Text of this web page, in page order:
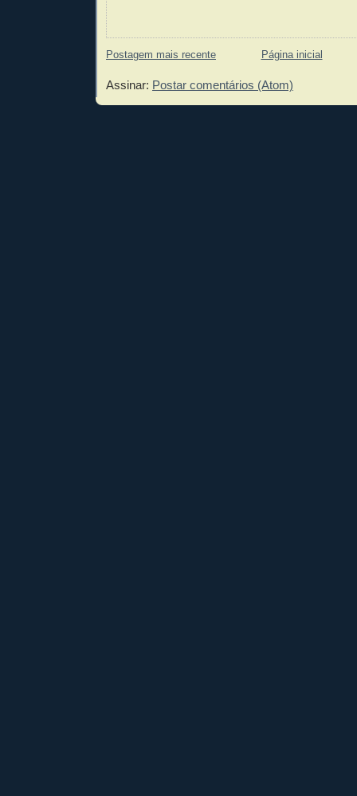
Postagem mais recente Página inicial
Assinar: Postar comentários (Atom)